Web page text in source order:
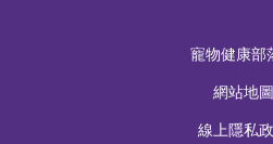
寵物健康部
網站地圖
線上隱私